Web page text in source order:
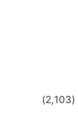
(2,103)